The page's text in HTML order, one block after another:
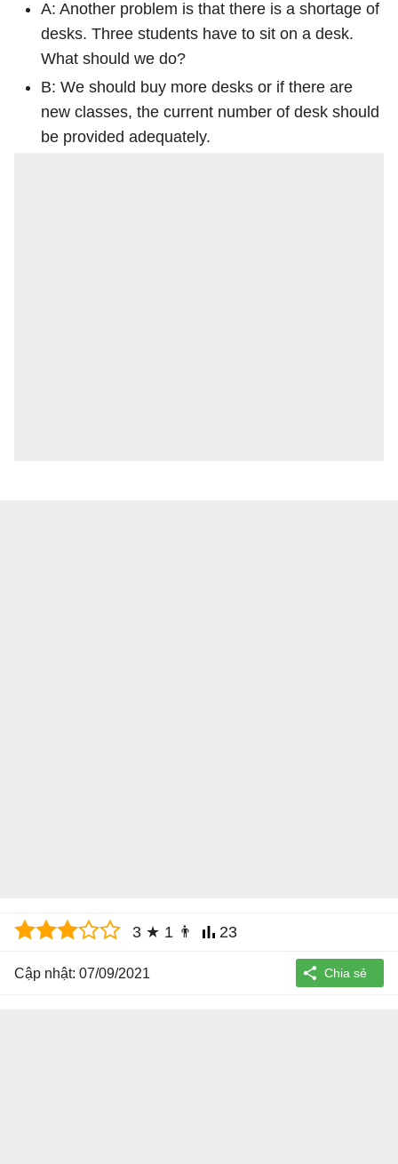
A: Another problem is that there is a shortage of
desks. Three students have to sit on a desk.
What should we do?
B: We should buy more desks or if there are
new classes, the current number of desk should
be provided adequately.
3 ★ 1 👨 23
Cập nhật: 07/09/2021